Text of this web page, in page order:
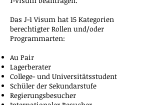
Das J-1 Visum hat 15 Kategorien
berechtigter Rollen und/oder
Programmarten:
Au Pair
Lagerberater
College- und Universitätsstudent
Schüler der Sekundarstufe
Regierungsbesucher